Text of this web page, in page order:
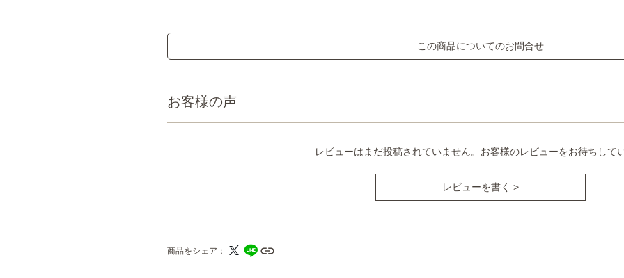
この商品についてのお問合せ
お客様の声
レビューはまだ投稿されていません。お客様のレビューをお待ちして
レビューを書く >
商品をシェア